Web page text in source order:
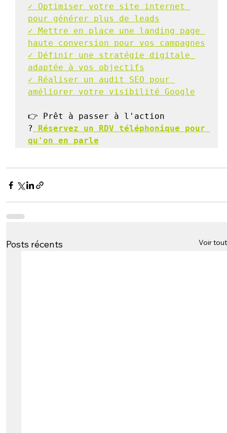
✓ Optimiser votre site internet
pour générer plus de leads
✓ Mettre en place une landing page
haute conversion pour vos campagnes
✓ Définir une stratégie digitale
adaptée à vos objectifs
✓ Réaliser un audit SEO pour
améliorer votre visibilité Google
👉 Prêt à passer à l'action
?
Réservez un RDV téléphonique pour
qu'on en parle
Posts récents Voir tout